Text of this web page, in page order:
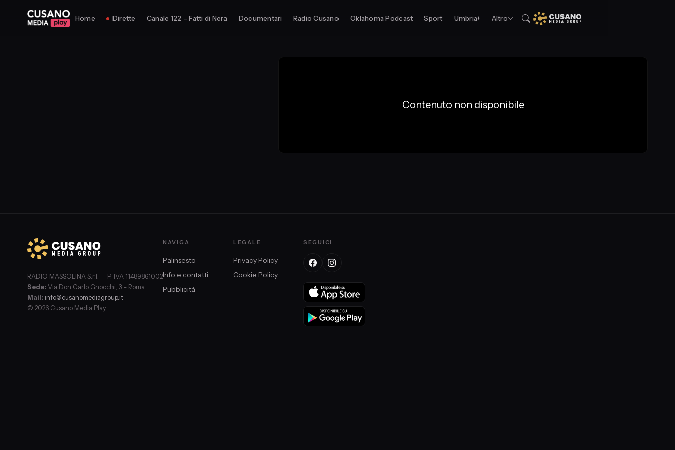
Home Dirette Canale 122 – Fatti di Nera Documentari Radio Cusano Oklahoma Podcast Sport Umbria+ Altro
Contenuto non disponibile
RADIO MASSOLINA S.r.l. — P. IVA 11489861002
Sede: Via Don Carlo Gnocchi, 3 – Roma
Mail: info@cusanomediagroup.it
© 2026 Cusano Media Play
NAVIGA
Palinsesto
Info e contatti
Pubblicità
LEGALE
Privacy Policy
Cookie Policy
SEGUICI